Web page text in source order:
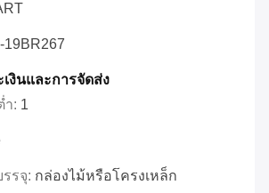
19BR267
งินและการจัดส่ง
ำ: 1
รจุ: กล่องไม้หรือโครงเหล็ก